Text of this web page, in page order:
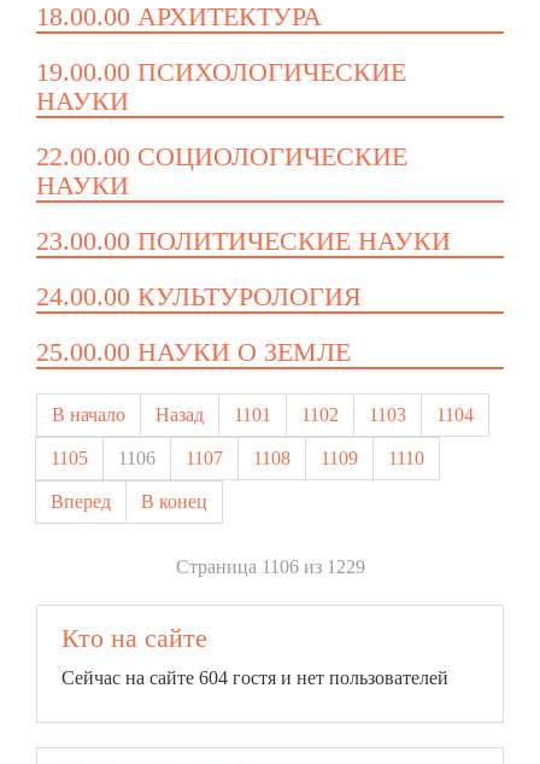
18.00.00 АРХИТЕКТУРА
19.00.00 ПСИХОЛОГИЧЕСКИЕ
НАУКИ
22.00.00 СОЦИОЛОГИЧЕСКИЕ
НАУКИ
23.00.00 ПОЛИТИЧЕСКИЕ НАУКИ
24.00.00 КУЛЬТУРОЛОГИЯ
25.00.00 НАУКИ О ЗЕМЛЕ
В начало Назад 1101 1102 1103 1104
1105 1106 1107 1108 1109 1110
Вперед В конец
Страница 1106 из 1229
Кто на сайте
Сейчас на сайте 604 гостя и нет пользователей